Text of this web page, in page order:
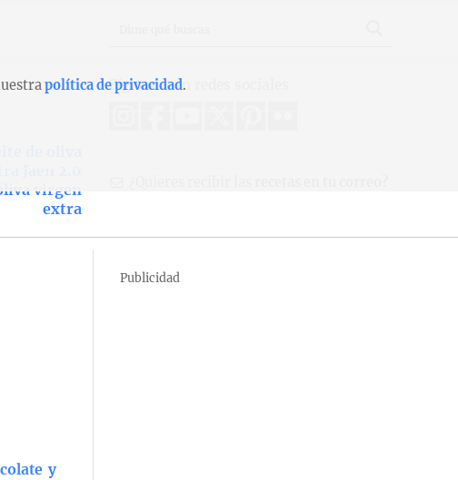
de oliva
virgen
extra
Síguenos en redes sociales
y
Publicidad
política de privacidad.